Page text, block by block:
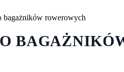
bagażników rowerowych